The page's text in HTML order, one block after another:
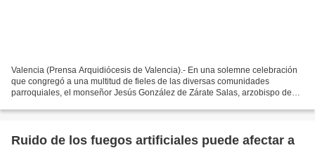
Valencia (Prensa Arquidiócesis de Valencia).- En una solemne celebración
que congregó a una multitud de fieles de las diversas comunidades
parroquiales, el monseñor Jesús González de Zárate Salas, arzobispo de
Ruido de los fuegos artificiales puede afectar a